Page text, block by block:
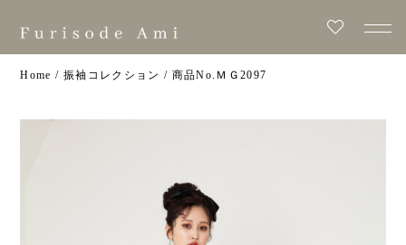
Home / 振袖コレクション / ＭＧ2097